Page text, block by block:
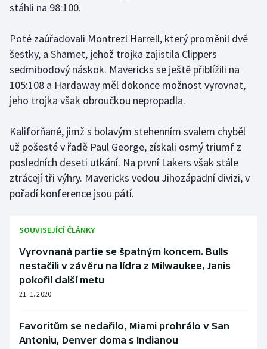
Olympijské hry
Parasport
Plavání
Plážový volejbal
Ragby
Rychlobruslení
Sportovní střelba
Triatlon
stáhli na 98:100.
Poté zaúřadovali Montrezl Harrell, který proměnil dvě
šestky, a Shamet, jehož trojka zajistila Clippers
sedmibodový náskok. Mavericks se ještě přiblížili na
105:108 a Hardaway měl dokonce možnost vyrovnat,
jeho trojka však obroučkou nepropadla.
Kaliforňané, jimž s bolavým stehenním svalem chyběl
už pošesté v řadě Paul George, získali osmý triumf z
posledních deseti utkání. Na první Lakers však stále
ztrácejí tři výhry. Mavericks vedou Jihozápadní divizi, v
pořadí konference jsou pátí.
SOUVISEJÍCÍ ČLÁNKY
Vyrovnaná partie se špatným koncem. Bulls
nestačili v závěru na lídra z Milwaukee, Janis
pokořil další metu
21. 1. 2020
Favoritům se nedařilo, Miami prohrálo v San
Antoniu, Denver doma s Indianou